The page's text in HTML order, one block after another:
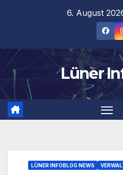
6. August
Lüner
LÜNER INFOBLOG NEWS